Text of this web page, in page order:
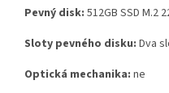
Pevný disk: 512GB SSD M.2
Sloty pevného disku: Dva
Optická mechanika: ne